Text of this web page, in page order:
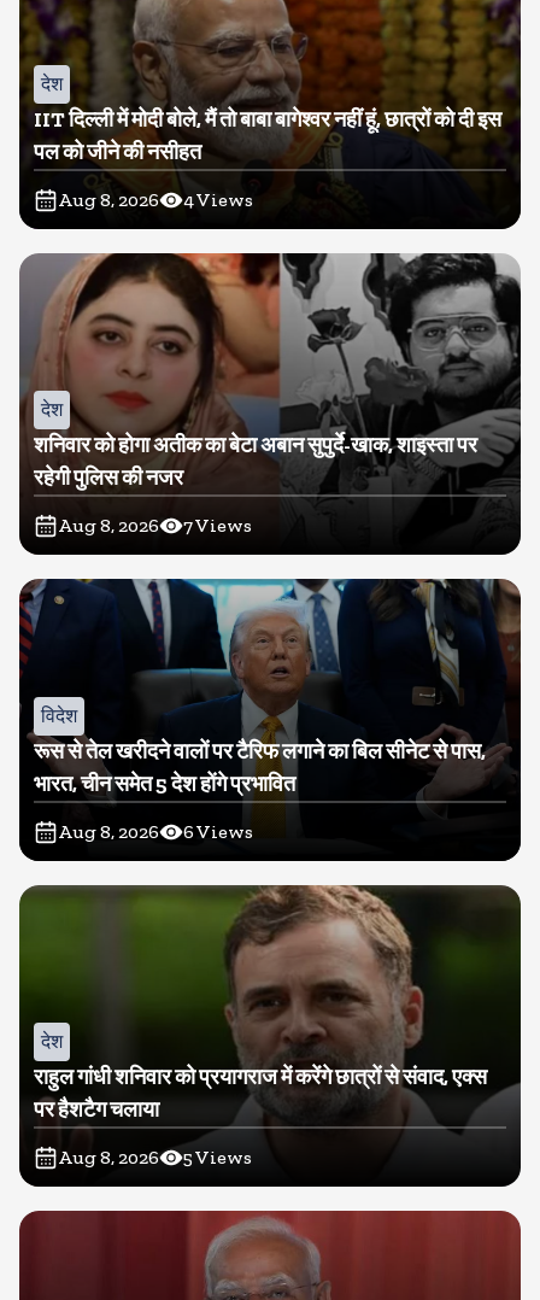
देश
IIT दिल्ली में मोदी बोले, मैं तो बाबा बागेश्वर नहीं हूं, छात्रों को दी इस
पल को जीने की नसीहत
Aug 8, 2026 4Views
देश
शनिवार को होगा अतीक का बेटा अबान सुपुर्दे-खाक, शाइस्ता पर
रहेगी पुलिस की नजर
Aug 8, 2026 7Views
विदेश
रूस से तेल खरीदने वालों पर टैरिफ लगाने का बिल सीनेट से पास,
भारत, चीन समेत 5 देश होंगे प्रभावित
Aug 8, 2026 6Views
देश
राहुल गांधी शनिवार को प्रयागराज में करेंगे छात्रों से संवाद, एक्स
पर हैशटैग चलाया
Aug 8, 2026 5Views